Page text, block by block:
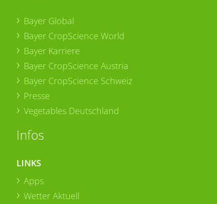
Bayer Global
Bayer CropScience World
Bayer Karriere
Bayer CropScience Austria
Bayer CropScience Schweiz
Presse
Vegetables Deutschland
Infos
LINKS
Apps
Wetter Aktuell